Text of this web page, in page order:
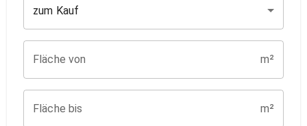
zum Kauf
Fläche von m²
Fläche bis m²